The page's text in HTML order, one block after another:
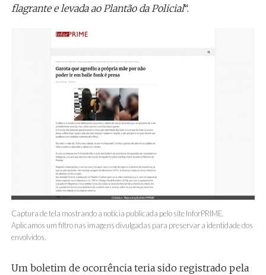
flagrante e levada ao Plantão da Policial“.
Captura de tela mostrando a notícia publicada pelo site InforPRIME.
Aplicamos um filtro nas imagens divulgadas para preservar a identidade dos
envolvidos.
Um boletim de ocorrência teria sido registrado pela